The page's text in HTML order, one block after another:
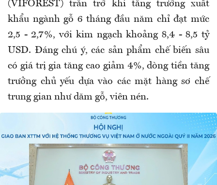
(VIFOREST) trăn trở khi tăng trưởng xuất
khẩu ngành gỗ 6 tháng đầu năm chỉ đạt mức
2,5 - 2,7%, với kim ngạch khoảng 8,4 - 8,5 tỷ
USD. Đáng chú ý, các sản phẩm chế biến sâu
có giá trị gia tăng cao giảm 4%, dòng tiền tăng
trưởng chủ yếu dựa vào các mặt hàng sơ chế
trung gian như dăm gỗ, viên nén.